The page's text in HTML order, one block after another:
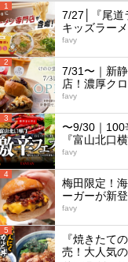
1
7/27│『尾道
キッズラー
favy
2
7/31〜｜新
店！濃厚ク
favy
3
〜9/30｜100
『富山北口
favy
4
梅田限定！
ーガーが新
favy
5
『焼きたて
売！大人気